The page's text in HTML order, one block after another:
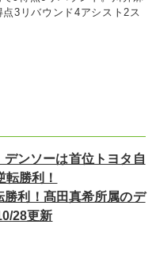
3リバウンド4アシスト2ス
ンソーは首位トヨタ自
勝利！
利！髙田真希所属のデ
28更新